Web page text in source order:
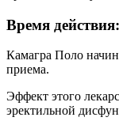
Время действия:
Камагра Поло
приема.
Эффект этого
эректильной